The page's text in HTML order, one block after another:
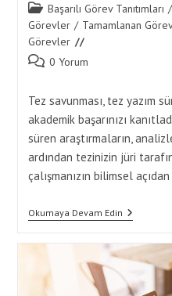
Post
category:
Başarılı Görev Tanıtımları /
Görevler / Tamamlanan
Görevler
Post 0 Yorum
Tez savunması, tez yazım
akademik başarınızı
süren araştırmaların,
ardından tezinizin jüri
çalışmanızın bilimsel
Okumaya Devam EdinTez
Ve
Süreci
Başarıyla
Tamamlama